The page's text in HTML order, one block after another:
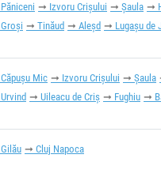
Păniceni Izvoru Crișului Șaula
Groși
Tinăud Aleșd Lugașu de
Căpușu Mic Izvoru Crișului Șaula
Urvind
Uileacu de Criș Fughiu
Gilău Cluj Napoca